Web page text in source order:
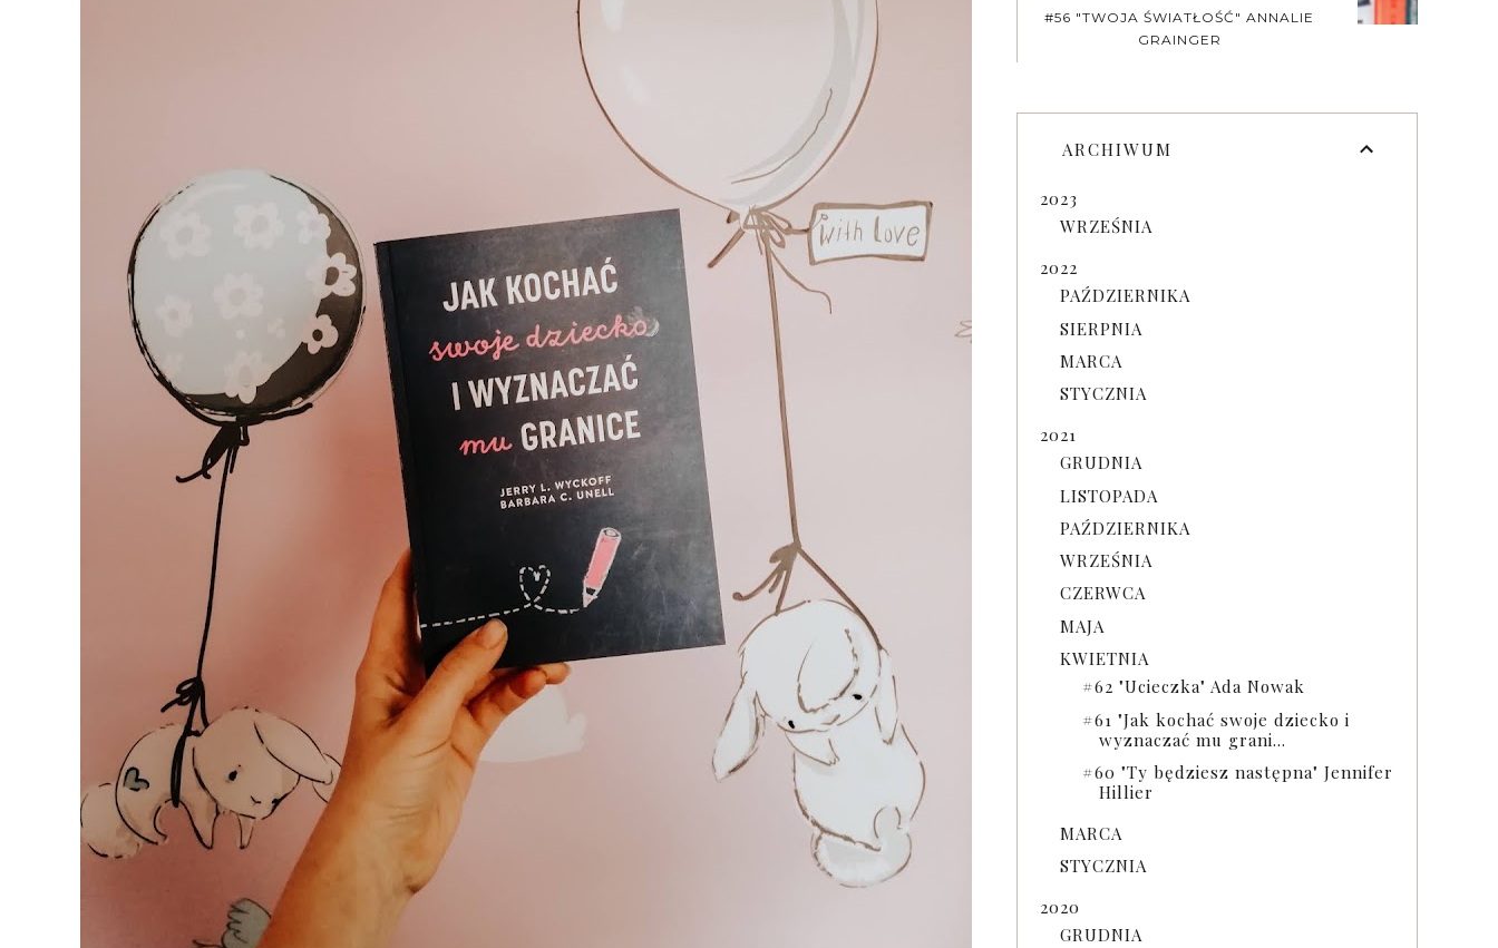
#56 "TWOJA ŚWIATŁOŚĆ" ANNALIE
GRAINGER
ARCHIWUM
2023
WRZEŚNIA
2022
PAŹDZIERNIKA
SIERPNIA
MARCA
STYCZNIA
2021
GRUDNIA
LISTOPADA
PAŹDZIERNIKA
WRZEŚNIA
CZERWCA
MAJA
KWIETNIA
#62 "Ucieczka" Ada Nowak
#61 "Jak kochać swoje dziecko i
wyznaczać mu grani...
#60 "Ty będziesz następna" Jennifer
Hillier
MARCA
STYCZNIA
2020
GRUDNIA